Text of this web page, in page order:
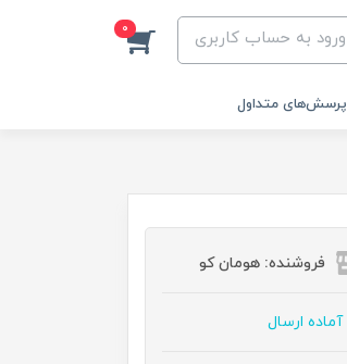
ورود به حساب کاربری 0
پرسش‌های متداول
فروشنده: هومان کو
آماده ارسال